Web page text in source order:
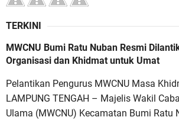
TERKINI
MWCNU Bumi Ratu Nuban Resmi
Organisasi dan Khidmat untuk Umat
Pelantikan Pengurus MWCNU Masa
LAMPUNG TENGAH – Majelis Wakil
Ulama (MWCNU) Kecamatan Bumi Ratu